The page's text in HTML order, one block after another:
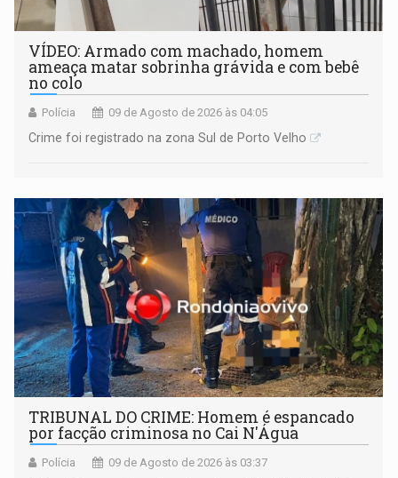
VÍDEO: Armado com machado, homem
ameaça matar sobrinha grávida e com bebê
no colo
Polícia 09 de Agosto de 2026 às 04:05
Crime foi registrado na zona Sul de Porto Velho
TRIBUNAL DO CRIME: Homem é espancado
por facção criminosa no Cai N'Água
Polícia 09 de Agosto de 2026 às 03:37